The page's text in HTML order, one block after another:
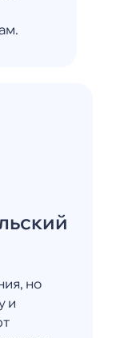
но
и